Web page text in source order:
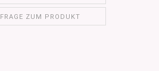
FRAGE ZUM PRODUKT